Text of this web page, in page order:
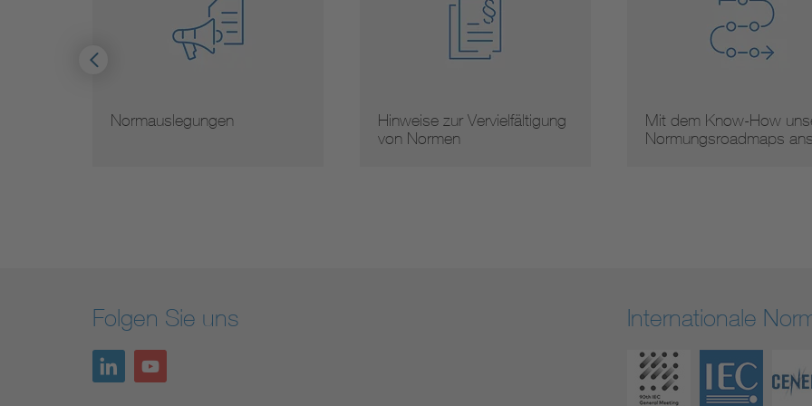
Normauslegungen
Hinweise zur Vervielfältigung
von Normen
Mit dem Know-How
Normungsroadmaps
Folgen Sie uns Internationale